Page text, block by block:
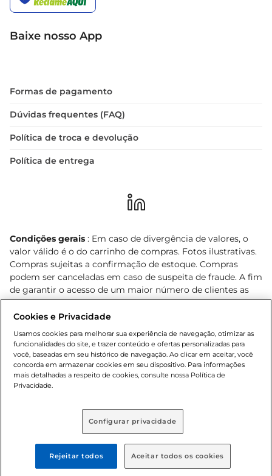
Baixe nosso App
Formas de pagamento
Dúvidas frequentes (FAQ)
Política de troca e devolução
Política de entrega
Condições gerais : Em caso de divergência de valores, o
valor válido é o do carrinho de compras. Fotos ilustrativas.
Compras sujeitas a confirmação de estoque. Compras
podem ser canceladas em caso de suspeita de fraude. A fim
de garantir o acesso de um maior número de clientes as
nossas promoções, a compra de produtos com preços
promocionais poderá ter sua quantidade limitada por
cliente. Os preços, ofertas e condições são exclusivos para
o e-commerce e válidos durante o dia de hoje, podendo
sofrer alterações sem prévia notificação. Proibida a venda
de bebidas alcoólicas para menores de 18 anos, conforme
Lei n.º 8069/90, art. 81, inciso II (Estatuto da Criança e do
prévio. O valor mínimo para as compras on-line é de R$
© 2025 Copyright. Todos os direitos
Cookies e Privacidade
Usamos cookies para melhorar sua experiência de navegação, otimizar as
funcionalidades do site, e trazer conteúdo e ofertas personalizadas para
você, baseadas em seu histórico de navegação. Ao clicar em aceitar, você
concorda em armazenar cookies em seu dispositivo. Para informações
mais detalhadas a respeito de cookies, consulte nossa Política de
Privacidade.
Configurar privacidade
Rejeitar todos Aceitar todos os cookies